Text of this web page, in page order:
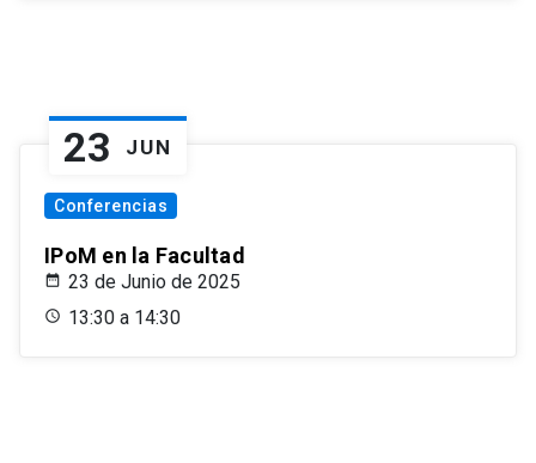
23 JUN
Conferencias
IPoM en la Facultad
23 de Junio de 2025
13:30 a 14:30